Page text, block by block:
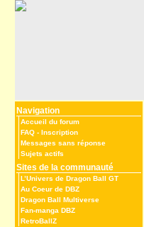
Navigation
Accueil du forum
FAQ - Inscription
Messages sans réponse
Sujets actifs
Sites de la communauté
L’Univers de Dragon Ball GT
Au Coeur de DBZ
Dragon Ball Multiverse
Fan-manga DBZ
RetroBallZ